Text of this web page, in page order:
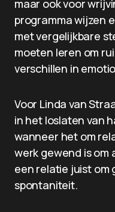
maar ook voor
programma wijzen
met vergelijkbare
moeten leren om
verschillen in
Voor Linda van
in het loslaten van
wanneer het om
werk gewend is om
een relatie juist om
spontaniteit.